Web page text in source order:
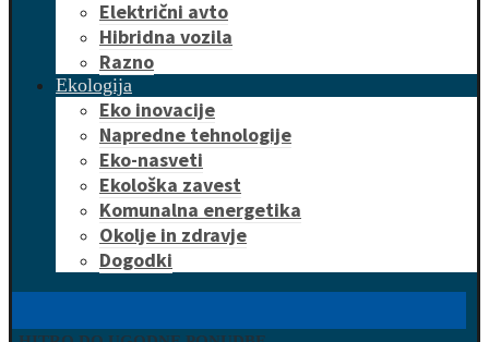
Električni avto
Hibridna vozila
Razno
Ekologija
Eko inovacije
Napredne tehnologije
Eko-nasveti
Ekološka zavest
Komunalna energetika
Okolje in zdravje
Dogodki